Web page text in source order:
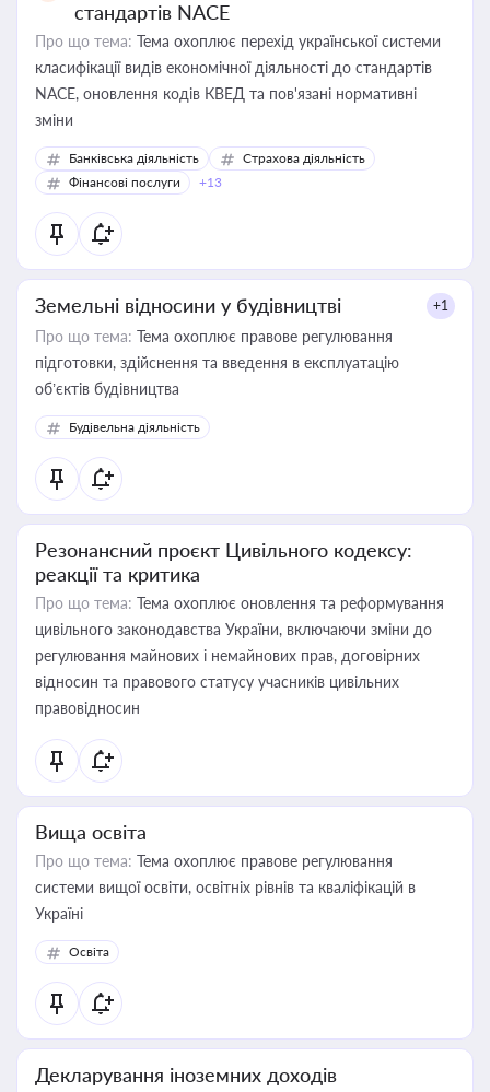
стандартів NACE
Про що тема: Тема охоплює перехід української системи
класифікації видів економічної діяльності до стандартів
NACE, оновлення кодів КВЕД та пов'язані нормативні
зміни
Банківська діяльність
Страхова діяльність
Фінансові послуги
+13
Земельні відносини у будівництві +1
Про що тема: Тема охоплює правове регулювання
підготовки, здійснення та введення в експлуатацію
об’єктів будівництва
Будівельна діяльність
Резонансний проєкт Цивільного кодексу:
реакції та критика
Про що тема: Тема охоплює оновлення та реформування
цивільного законодавства України, включаючи зміни до
регулювання майнових і немайнових прав, договірних
відносин та правового статусу учасників цивільних
правовідносин
Вища освіта
Про що тема: Тема охоплює правове регулювання
системи вищої освіти, освітніх рівнів та кваліфікацій в
Україні
Освіта
Декларування іноземних доходів